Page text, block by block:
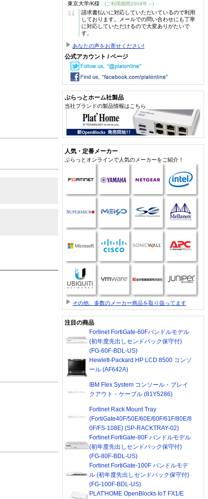
東京大学/K様 (ご利用期間2009年～)
“
請求書払いに対応していただいているので利用
しております。メールでの問い合わせにも丁寧
に対応していただけるので大変ありがたいで
す。
あなたの声をお寄せください!
公式アカウント / ページ
ぷらっとホーム社製品
当社ブランドの製品情報はこちら
人気・定番メーカー
ぷらっとオンラインで人気のメーカーをご紹介！
その他、多数のメーカー商品を取り扱ってます
注目の商品
Fortinet FortiGate-60Fバンドルモデル
(初年度先出しセンドバック保守付)
(FG-60F-BDL-US)
Hewlett-Packard HP LCD 8500 コンソ
ール (AF642A)
IBM Flex System コンソール・ブレイ
クアウト・ケーブル (81Y5286)
Fortinet Rack Mount Tray
(FortiGate40F/50E/60E/60F/61F/80E/8
0F/FS-108E) (SP-RACKTRAY-02)
Fortinet FortiGate-80F バンドルモデル
(初年度先出しセンドバック保守付)
(FG-80F-BDL-US)
Fortinet FortiGate-100F バンドルモデ
ル (初年度先出しセンドバック保守付)
(FG-100F-BDL-US)
PLAT'HOME OpenBlocks IoT FX1/E